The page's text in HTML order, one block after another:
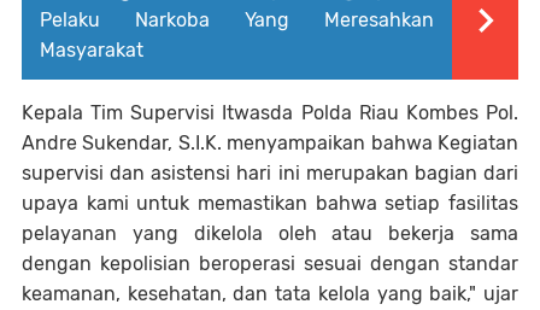
Pelaku Narkoba Yang Meresahkan
Masyarakat
Kepala Tim Supervisi Itwasda Polda Riau Kombes Pol.
Andre Sukendar, S.I.K. menyampaikan bahwa Kegiatan
supervisi dan asistensi hari ini merupakan bagian dari
upaya kami untuk memastikan bahwa setiap fasilitas
pelayanan yang dikelola oleh atau bekerja sama
dengan kepolisian beroperasi sesuai dengan standar
keamanan, kesehatan, dan tata kelola yang baik," ujar